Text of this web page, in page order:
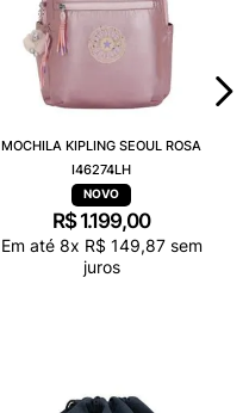
MOCHILA KIPLING SEOUL ROSA
I46274LH
R$ 1.199,00
Em até 8x R$ 149,87sem
juros